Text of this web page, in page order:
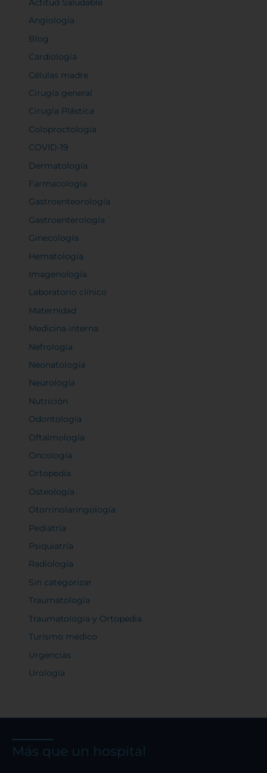
Actitud Saludable
Angiología
Blog
Cardiología
Células madre
Cirugía general
Cirugía Plástica
Coloproctología
COVID-19
Dermatología
Farmacología
Gastroenteorología
Gastroenterología
Ginecología
Hematología
Imagenología
Laboratorio clínico
Maternidad
Medicina interna
Nefrología
Neonatología
Neurología
Nutrición
Odontología
Oftalmología
Oncología
Ortopedia
Osteología
Otorrinolaringología
Pediatría
Psiquiatría
Radiología
Sin categorizar
Traumatología
Traumatología y Ortopedia
Turismo médico
Urgencias
Urología
Más que un hospital
Confirmar mis preferencias